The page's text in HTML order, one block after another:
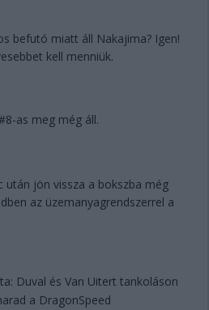
befutó miatt áll Nakajima? Igen!
kell menniük.
as meg még áll.
után jön vissza a bokszba még
az üzemanyagrendszerrel a
Duval és Van Uitert tankoláson
a DragonSpeed